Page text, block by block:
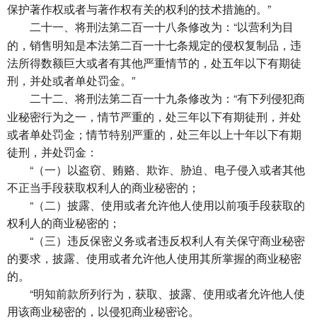
保护著作权或者与著作权有关的权利的技术措施的。”
二十一、 将刑法第二百一十八条修改为：“以营利为目
的，销售明知是本法第二百一十七条规定的侵权复制品，违
法所得数额巨大或者有其他严重情节的，处五年以下有期徒
刑，并处或者单处罚金。”
二十二、 将刑法第二百一十九条修改为：“有下列侵犯商
业秘密行为之一，情节严重的，处三年以下有期徒刑，并处
或者单处罚金；情节特别严重的，处三年以上十年以下有期
徒刑，并处罚金：
“（一）以盗窃、贿赂、欺诈、胁迫、电子侵入或者其他
不正当手段获取权利人的商业秘密的；
“（二）披露、使用或者允许他人使用以前项手段获取的
权利人的商业秘密的；
“（三）违反保密义务或者违反权利人有关保守商业秘密
的要求，披露、使用或者允许他人使用其所掌握的商业秘密
的。
“明知前款所列行为，获取、披露、使用或者允许他人使
用该商业秘密的，以侵犯商业秘密论。